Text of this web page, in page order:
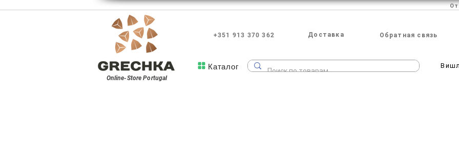
+351 913 370 362 Доставка Обратная связь
Online-StorePortugal
Каталог